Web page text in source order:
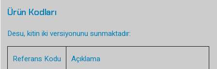
Ürün Kodları
Desu, kitin iki versiyonunu sunmaktadır:
Referans Kodu Açıklama